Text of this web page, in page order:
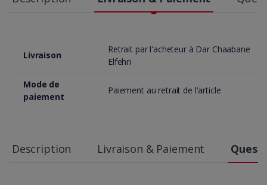
Livraison
Retrait par l'acheteur à Dar Chaabane
Elfehri
Mode de
paiement
Paiement au retrait de l'article
Description Livraison & Paiement